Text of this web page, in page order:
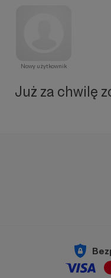
Nowy użytkownik
Już za chwilę